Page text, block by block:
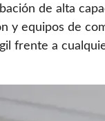
de alta
y equipos de
frente a